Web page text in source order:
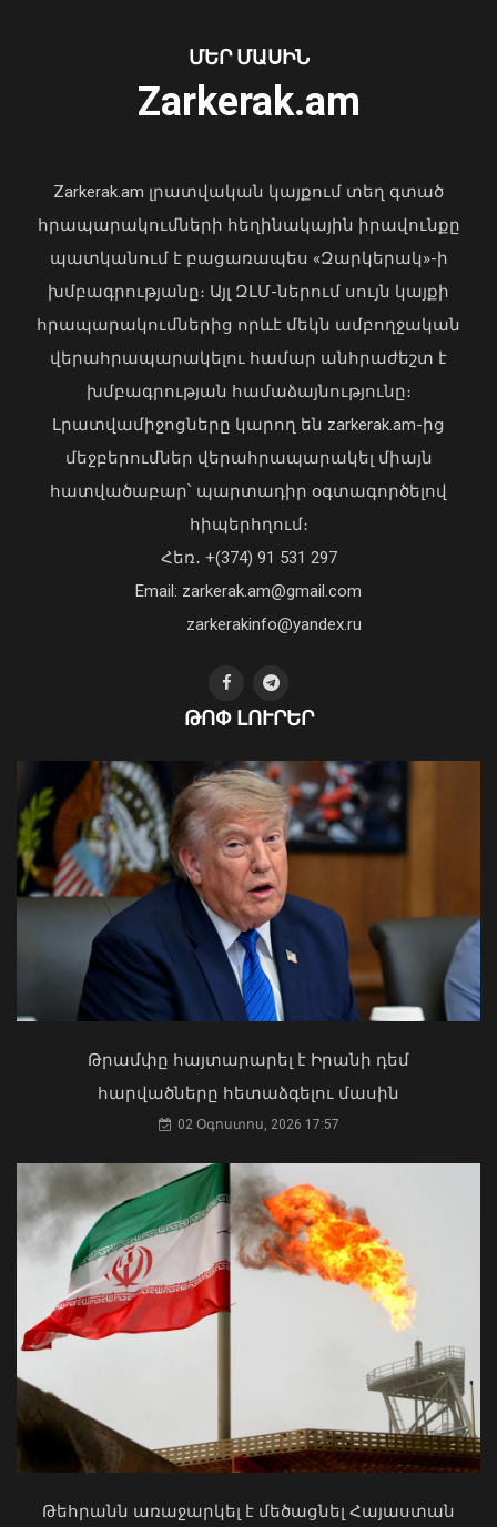
ՊԵԿ-ը խոշոր առևտրի կենտրոնում
բացահայտել է 1,3 մլրդ դրամի
թաքցված հարկման օբյեկտ
07 Օգոստոս, 2026 10:47
Ուկրաինական ԱԹՍ–ները հարձակվել
են Եկատերինբուրգում գործող
«Wildberries»-ի պահեստի վրա
07 Օգոստոս, 2026 10:46
Չենք կարող հանրաքվե անել հարցի
շուրջ, որը գոյություն չունի․
անհարգալից կլինի մեր ժողովրդի
նկատմամբ. վարչապետ
07 Օգոստոս, 2026 10:37
«Պարտվեցինք դաժան հիվանդության
04 Օգոստոս, 2026 19:12
Վարչապետ Փաշինյանն այցելել է
«ԷԼԵՎԵՅԹ ԷՅԱՅ» արհեստական
բանականության գործարան
Ի՞նչ ուղերձ էր ոտքի չկանգնելը.
Աղաջանյանը` ընդդիմությանը
Մկրտության արարողությունից հետո
Արտաշատում 14 մարդ թունավորման
ախտանիշներով դիմել է ԲԿ. ՀՎԿԱԿ
02 Օգոստոս, 2026 15:06
ՄԵՐ ՄԱՍԻՆ
Zarkerak.am
Zarkerak.am լրատվական կայքում տեղ գտած
հրապարակումների հեղինակային իրավունքը
պատկանում է բացառապես «Զարկերակ»-ի
խմբագրությանը։ Այլ ԶԼՄ-ներում սույն կայքի
հրապարակումներից որևէ մեկն ամբողջական
վերահրապարակելու համար անհրաժեշտ է
խմբագրության համաձայնությունը։
Լրատվամիջոցները կարող են zarkerak.am-ից
մեջբերումներ վերահրապարակել միայն
հատվածաբար՝ պարտադիր օգտագործելով
հիպերհղում։
Հեռ․ +(374) 91 531 297
Email: zarkerak.am@gmail.com
zarkerakinfo@yandex.ru
ԹՈՓ ԼՈՒՐԵՐ
Թրամփը հայտարարել է Իրանի դեմ
հարվածները հետաձգելու մասին
02 Օգոստոս, 2026 17:57
Թեհրանն առաջարկել է մեծացնել Հայաստան